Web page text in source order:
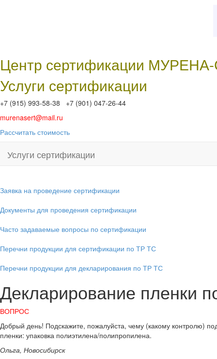
Центр сертификации
Услуги сертификации
+7 (915) 993-58-38 +7 (901) 047-26-44
murenasert@mail.ru
Рассчитать стоимость
Услуги сертификации
Заявка на проведение сертификации
Документы для проведения сертификации
Часто задаваемые вопросы по сертификации
Перечни продукции для сертификации по ТР ТС
Перечни продукции для декларирования по ТР ТС
Декларирование пленки
ВОПРОС
Добрый день! Подскажите, пожалуйста, чему (какому контролю)
пленки: упаковка полиэтилена/полипропилена.
Ольга, Новосибирск